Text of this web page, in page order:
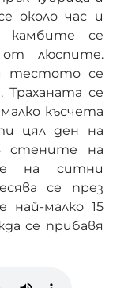
около час и
камбите се
люспите.
тестото се
се
късчета
цял ден на
стените на
на ситни
се през
малко 15
се прибавя